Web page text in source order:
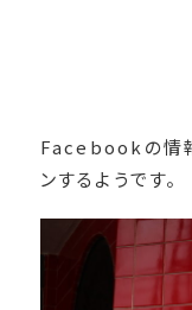
Facebookの情
ンするようです。